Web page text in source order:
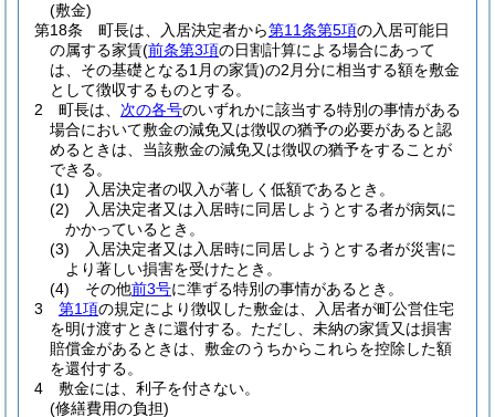
(敷金)
第18条
町長は、入居決定者から第11条第5項の入居可能日
の属する家賃(前条第3項の日割計算による場合にあって
は、その基礎となる1月の家賃)の2月分に相当する額を敷金
として徴収するものとする。
2
町長は、 次の各号のいずれかに該当する特別の事情がある
場合において敷金の減免又は徴収の猶予の必要があると認
めるときは、当該敷金の減免又は徴収の猶予をすることが
できる。
(1)
入居決定者の収入が著しく低額であるとき。
(2)
入居決定者又は入居時に同居しようとする者が病気に
かかっているとき。
(3)
入居決定者又は入居時に同居しようとする者が災害に
より著しい損害を受けたとき。
(4)
その他前3号に準ずる特別の事情があるとき。
3
第1項の規定により徴収した敷金は、入居者が町公営住宅
を明け渡すときに還付する。 ただし、未納の家賃又は損害
賠償金があるときは、敷金のうちからこれらを控除した額
を還付する。
4
敷金には、利子を付さない。
(修繕費用の負担)